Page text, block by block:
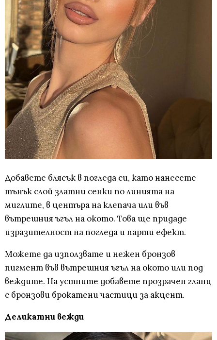
Добавете блясък в погледа си, като нанесете
тънък слой златни сенки по линията на
миглите, в центъра на клепача или във
вътрешния ъгъл на окото. Това ще придаде
изразителност на погледа и парти ефект.
Можете да използвате и нежен бронзов
пигмент във вътрешния ъгъл на окото или под
веждите. На устните добавете прозрачен гланц
с бронзови брокатени частици за акцент.
Деликатни вежди